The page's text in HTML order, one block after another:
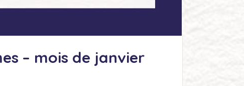
– mois de janvier